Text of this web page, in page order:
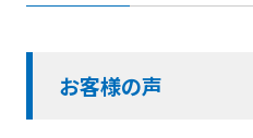
お客様の声